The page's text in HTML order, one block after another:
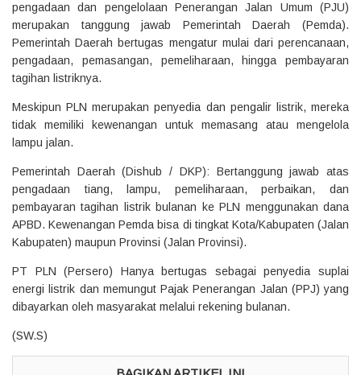
pengadaan dan pengelolaan Penerangan Jalan Umum (PJU)
merupakan tanggung jawab Pemerintah Daerah (Pemda).
Pemerintah Daerah bertugas mengatur mulai dari perencanaan,
pengadaan, pemasangan, pemeliharaan, hingga pembayaran
tagihan listriknya.
Meskipun PLN merupakan penyedia dan pengalir listrik, mereka
tidak memiliki kewenangan untuk memasang atau mengelola
lampu jalan.
Pemerintah Daerah (Dishub / DKP): Bertanggung jawab atas
pengadaan tiang, lampu, pemeliharaan, perbaikan, dan
pembayaran tagihan listrik bulanan ke PLN menggunakan dana
APBD. Kewenangan Pemda bisa di tingkat Kota/Kabupaten (Jalan
Kabupaten) maupun Provinsi (Jalan Provinsi).
PT PLN (Persero) Hanya bertugas sebagai penyedia suplai
energi listrik dan memungut Pajak Penerangan Jalan (PPJ) yang
dibayarkan oleh masyarakat melalui rekening bulanan.
(SW.S)